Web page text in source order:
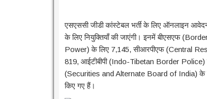
एसएससी जीडी कांस्टेबल भर्ती के लिए ऑनलाइन
के लिए नियुक्तियाँ की जाएंगी। इनमें बीएसएफ
Power) के लिए 7,145, सीआरपीएफ (Central
819, आईटीबीपी (Indo-Tibetan Border
(Securities and Alternate Board of India) के
किए गए हैं।